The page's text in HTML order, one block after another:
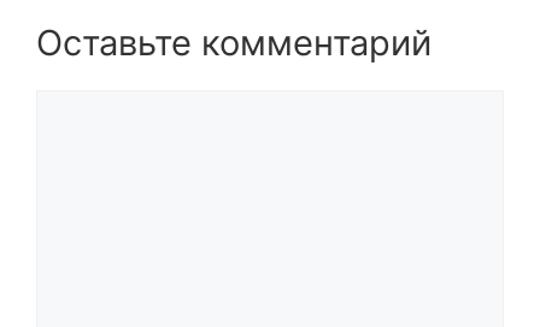
Оставьте комментарий